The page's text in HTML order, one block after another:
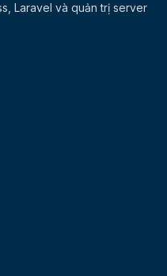
Laravel và quản trị server